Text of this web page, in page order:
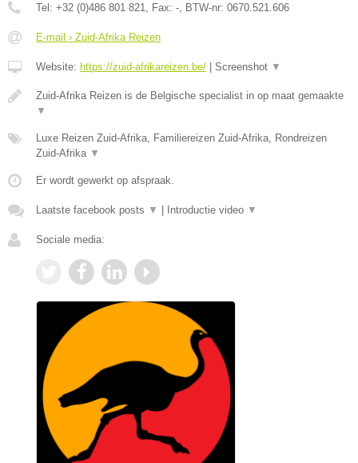
Tel: +32 (0)486 801 821 , Fax: - , BTW-nr: 0670.521.606
E-mail › Zuid-Afrika Reizen
Website: https://zuid-afrikareizen.be/ Screenshot ▼
Zuid-Afrika Reizen is de Belgische specialist in op maat gemaakte
▼
Luxe Reizen Zuid-Afrika, Familiereizen Zuid-Afrika, Rondreizen
Zuid-Afrika ▼
Er wordt gewerkt op afspraak.
Laatste facebook posts ▼ Introductie video ▼
Sociale media: